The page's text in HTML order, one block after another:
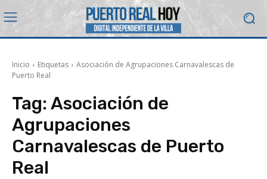
Inicio Etiquetas
Asociación de Agrupaciones Carnavalescas de
Puerto Real
Tag: Asociación de
Agrupaciones
Carnavalescas de Puerto
Real